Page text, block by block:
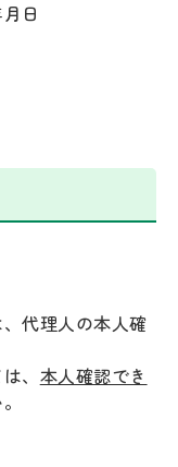
日
代理人の本人確
、 本人確認でき